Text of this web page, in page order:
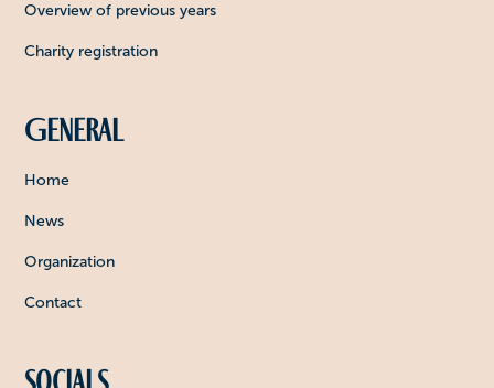
Overview of previous years
Charity registration
General
Home
News
Organization
Contact